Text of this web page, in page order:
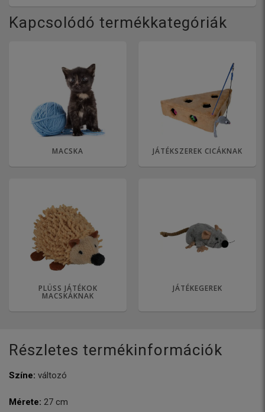
Kapcsolódó termékkategóriák
MACSKA JÁTÉKSZEREK CICÁKNAK
PLÜSS JÁTÉKOK
MACSKÁKNAK
JÁTÉKEGEREK
Részletes termékinformációk
Színe: változó
Mérete: 27 cm